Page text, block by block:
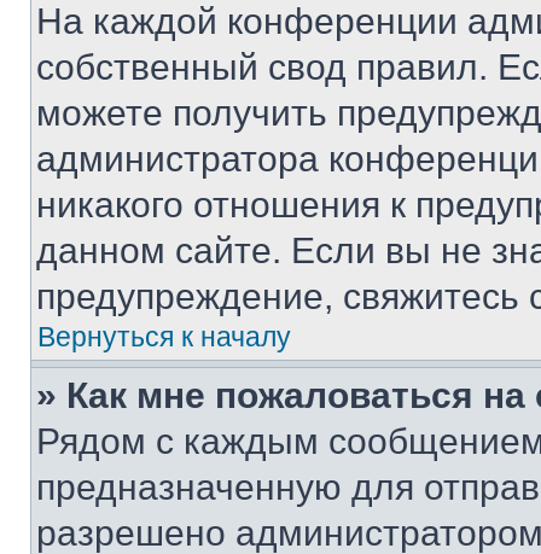
На каждой конференции
собственный свод правил.
можете получить
администратора
никакого отношения к
данном сайте. Если вы не
предупреждение,
Вернуться к началу
» Как мне пожаловаться
Рядом с каждым сообщением
предназначенную для
разрешено